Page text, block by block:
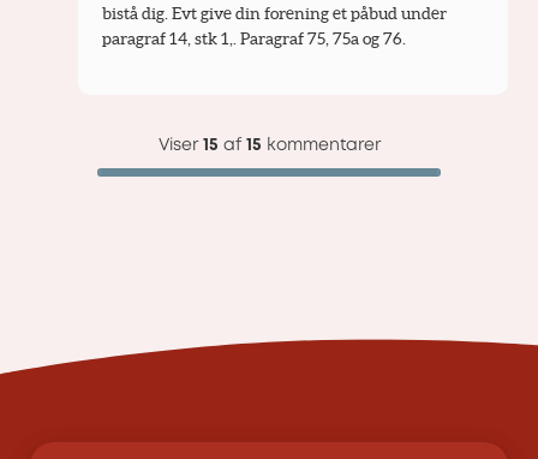
bistå dig. Evt give din forening et påbud under
paragraf 14, stk 1,. Paragraf 75, 75a og 76.
Viser 15 af 15 kommentarer